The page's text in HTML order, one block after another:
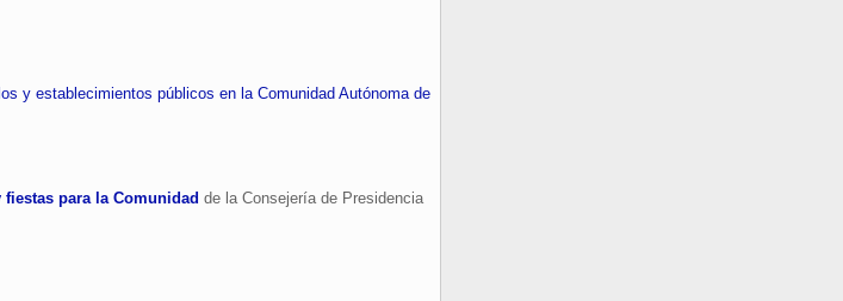
y establecimientos públicos en la Comunidad Autónoma de
para la Comunidad de la Consejería de Presidencia